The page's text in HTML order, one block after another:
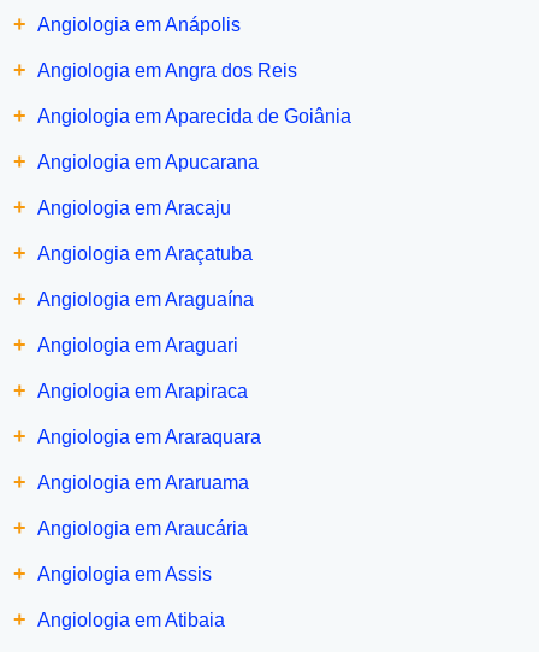
+ Angiologia em Anápolis
+ Angiologia em Angra dos Reis
+ Angiologia em Aparecida de Goiânia
+ Angiologia em Apucarana
+ Angiologia em Aracaju
+ Angiologia em Araçatuba
+ Angiologia em Araguaína
+ Angiologia em Araguari
+ Angiologia em Arapiraca
+ Angiologia em Araraquara
+ Angiologia em Araruama
+ Angiologia em Araucária
+ Angiologia em Assis
+ Angiologia em Atibaia